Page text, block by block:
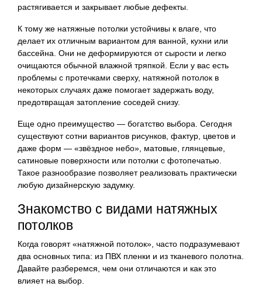
растягивается и закрывает любые дефекты.
К тому же натяжные потолки устойчивы к влаге, что
делает их отличным вариантом для ванной, кухни или
бассейна. Они не деформируются от сырости и легко
очищаются обычной влажной тряпкой. Если у вас есть
проблемы с протечками сверху, натяжной потолок в
некоторых случаях даже помогает задержать воду,
предотвращая затопление соседей снизу.
Еще одно преимущество — богатство выбора. Сегодня
существуют сотни вариантов рисунков, фактур, цветов и
даже форм — «звёздное небо», матовые, глянцевые,
сатиновые поверхности или потолки с фотопечатью.
Такое разнообразие позволяет реализовать практически
любую дизайнерскую задумку.
Знакомство с видами натяжных
потолков
Когда говорят «натяжной потолок», часто подразумевают
два основных типа: из ПВХ пленки и из тканевого полотна.
Давайте разберемся, чем они отличаются и как это
влияет на выбор.